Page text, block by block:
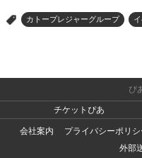
> カトープレジャーグループ
ぴ
チケットぴあ
会社案内
プライバシーポリシ
外部